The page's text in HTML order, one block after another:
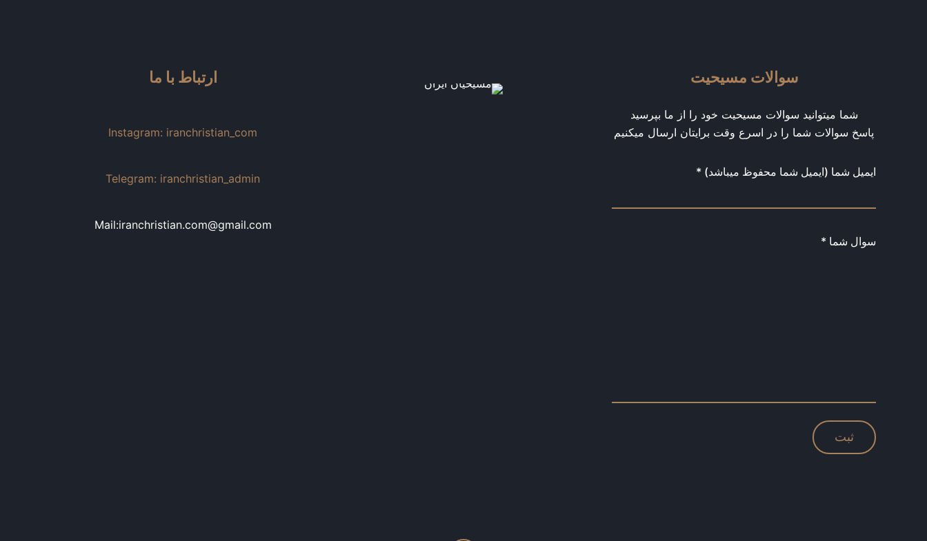
سوالات مسیحیت
شما میتوانید سوالات مسیحیت خود را از ما بپرسید
پاسخ سوالات شما را در اسرع وقت برایتان ارسال میکنیم
ایمیل شما (ایمیل شما محفوظ میباشد) *
سوال شما *
ارتباط با ما
Instagram: iranchristian_com
Telegram: iranchristian_admin
Mail:iranchristian.com@gmail.com